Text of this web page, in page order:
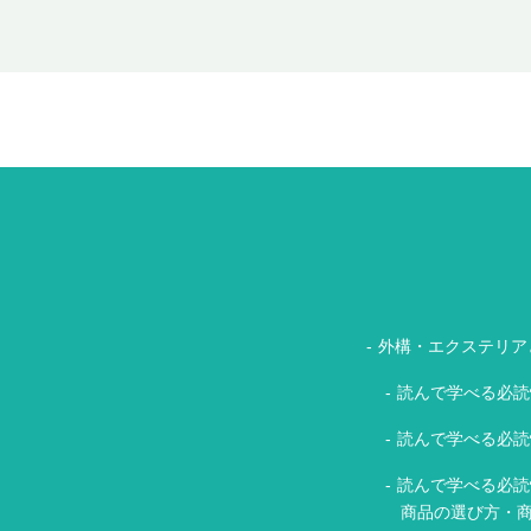
外構・エクステリ
読んで学べる必
読んで学べる必
読んで学べる必
商品の選び方・